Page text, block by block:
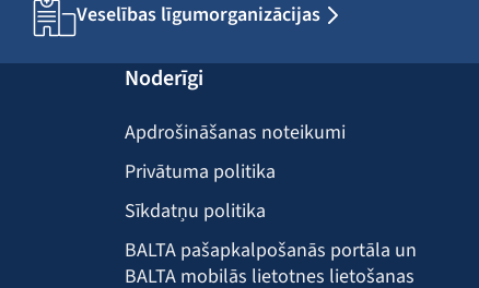
Veselības līgumorganizācijas
Noderīgi
Apdrošināšanas noteikumi
Privātuma politika
Sīkdatņu politika
BALTA pašapkalpošanās portāla un
BALTA mobilās lietotnes lietošanas